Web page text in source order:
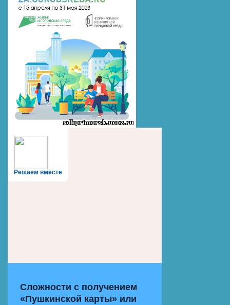
Решаем вместе
Сложности с получением
«Пушкинской карты» или